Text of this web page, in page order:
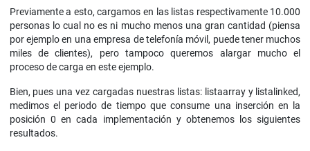
Previamente a esto, cargamos en las listas respectivamente 10.000
personas lo cual no es ni mucho menos una gran cantidad (piensa
por ejemplo en una empresa de telefonía móvil, puede tener muchos
miles de clientes), pero tampoco queremos alargar mucho el
proceso de carga en este ejemplo.
Bien, pues una vez cargadas nuestras listas: listaarray y listalinked,
medimos el periodo de tiempo que consume una inserción en la
posición 0 en cada implementación y obtenemos los siguientes
resultados.